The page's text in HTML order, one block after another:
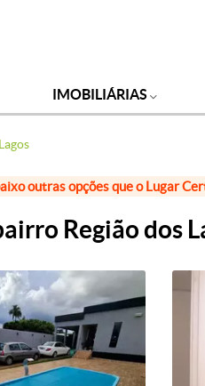
IMOBILIÁRIAS
outras opções que o Lugar
Região dos